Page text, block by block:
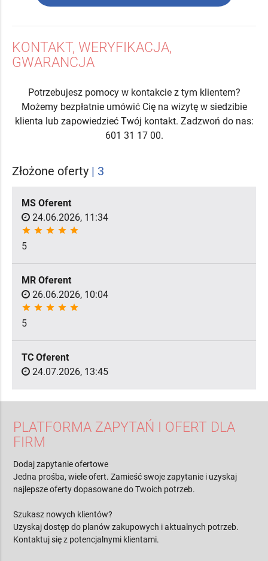
KONTAKT, WERYFIKACJA,
GWARANCJA
Potrzebujesz pomocy w kontakcie z tym klientem?
Możemy bezpłatnie umówić Cię na wizytę w siedzibie
klienta lub zapowiedzieć Twój kontakt. Zadzwoń do nas:
601 31 17 00.
Złożone oferty | 3
MS Oferent
24.06.2026, 11:34
star star star star star
5
MR Oferent
26.06.2026, 10:04
star star star star star
5
TC Oferent
24.07.2026, 13:45
PLATFORMA ZAPYTAŃ I OFERT DLA
FIRM
Dodaj zapytanie ofertowe
Jedna prośba, wiele ofert. Zamieść swoje zapytanie i uzyskaj
najlepsze oferty dopasowane do Twoich potrzeb.
Szukasz nowych klientów?
Uzyskaj dostęp do planów zakupowych i aktualnych potrzeb.
Kontaktuj się z potencjalnymi klientami.